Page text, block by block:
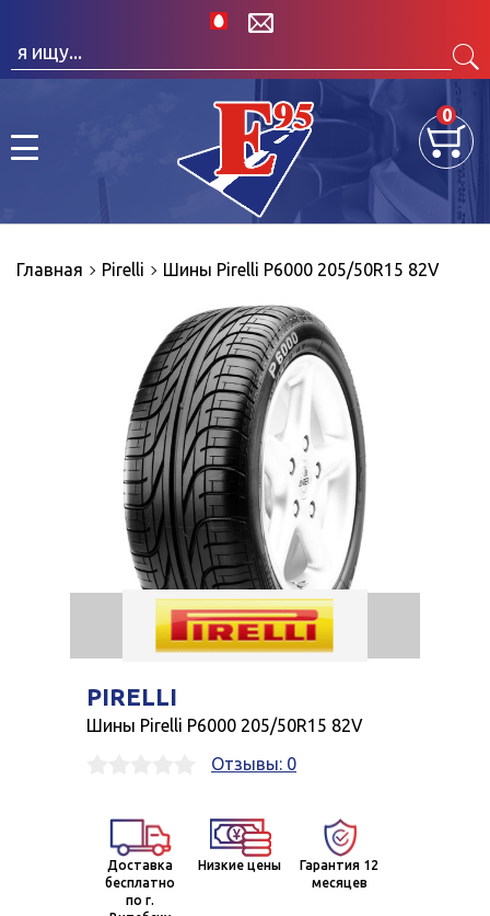
0
Главная Pirelli Шины Pirelli P6000 205/50R15 82V
PIRELLI
Шины Pirelli P6000 205/50R15 82V
Отзывы: 0
Доставка
бесплатно
по г.
Низкие цены
Гарантия 12
месяцев